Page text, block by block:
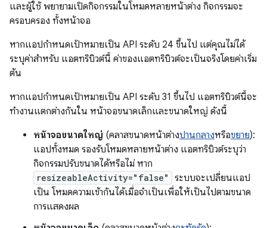
และผู้ใช้ พยายามเปิดกิจกรรมในโหมดหลายหน้าต่าง กิจกรรมจะ
ครอบครอง ทั้งหน้าจอ
หากแอปกำหนดเป้าหมายเป็น API ระดับ 24 ขึ้นไป แต่คุณไม่ได้
ระบุค่าสำหรับ แอตทริบิวต์นี้ ค่าของแอตทริบิวต์จะเป็นจริงโดยค่าเริ่ม
ต้น
หากแอปกำหนดเป้าหมายเป็น API ระดับ 31 ขึ้นไป แอตทริบิวต์นี้จะ
ทำงานแตกต่างกันใน หน้าจอขนาดเล็กและขนาดใหญ่ ดังนี้
หน้าจอขนาดใหญ่ (คลาสขนาดหน้าต่างปานกลางหรือขยาย):
แอปทั้งหมด รองรับโหมดหลายหน้าต่าง แอตทริบิวต์ระบุว่า
กิจกรรมปรับขนาดได้หรือไม่ หาก
resizeableActivity="false"
ระบบจะเปลี่ยนแอป
เป็น โหมดความเข้ากันได้เมื่อจำเป็นเพื่อให้เป็นไปตามขนาด
การแสดงผล